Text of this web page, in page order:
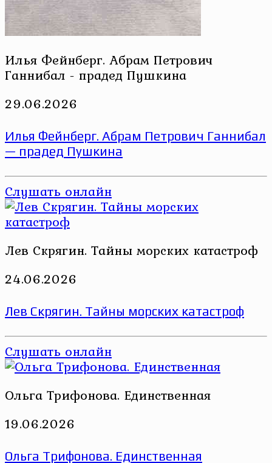
Илья Фейнберг. Абрам Петрович
Ганнибал - прадед Пушкина
29.06.2026
Илья Фейнберг. Абрам Петрович Ганнибал
— прадед Пушкина
Слушать онлайн
Лев Скрягин. Тайны морских катастроф
24.06.2026
Лев Скрягин. Тайны морских катастроф
Слушать онлайн
Ольга Трифонова. Единственная
19.06.2026
Ольга Трифонова. Единственная